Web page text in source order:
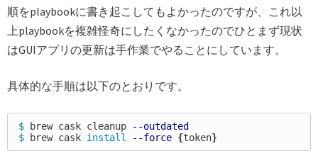
順をplaybookに書き起こしてもよかったのですが、これ以
上playbookを複雑怪奇にしたくなかったのでひとまず現状
はGUIアプリの更新は手作業でやることにしています。
具体的な手順は以下のとおりです。
$ brew cask cleanup
--outdated
$
brew cask install --force {token}